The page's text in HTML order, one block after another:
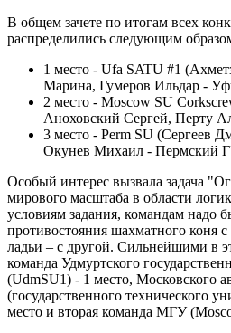
В общем зачете по итогам всех
распределились следующим
1 место - Ufa SATU #1
Марина, Гумеров Ильдар -
2 место - Moscow SU
Аноховский Сергей, Перту
3 место - Perm SU (Сергеев
Окунев Михаил - Пермский
Особый интерес вызвала задача
мирового масштаба в области
условиям задания, командам надо
противостояния шахматного коня
ладьи – с другой. Сильнейшими в
команда Удмуртского
(UdmSU1) - 1 место, Московского
(государственного технического
место и вторая команда МГУ